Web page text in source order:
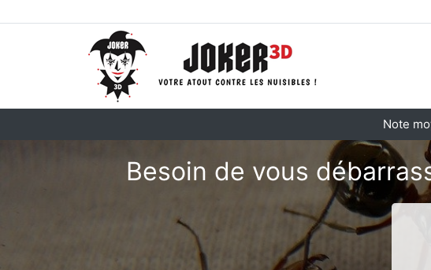
Note
Besoin de vous